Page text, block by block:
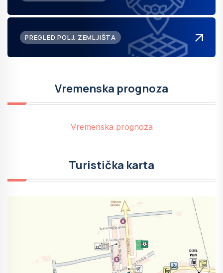
PREGLED POLJ. ZEMLJIŠTA
Vremenska prognoza
Vremenska prognoza
Turistička karta